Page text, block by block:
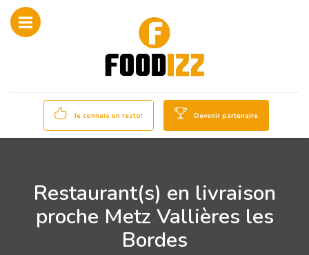
Je connais un resto! Devenir partenaire
Restaurant(s) en livraison
proche Metz Vallières les
Bordes